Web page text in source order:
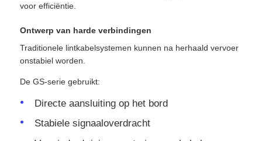
voor efficiëntie.
Ontwerp van harde verbindingen
Traditionele lintkabelsystemen kunnen na herhaald vervoer
onstabiel worden.
De GS-serie gebruikt:
Directe aansluiting op het bord
Stabiele signaaloverdracht